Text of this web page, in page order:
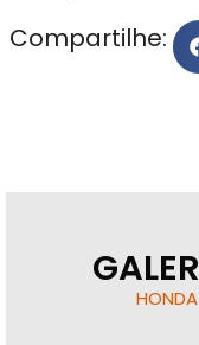
Compartilhe: